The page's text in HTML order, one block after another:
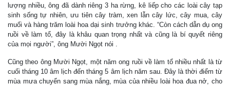
lượng nhiều, ông đã dành riêng 3 ha rừng, kê liếp cho các loài cây tạp
sinh sống tự nhiên, ưu tiên cây tràm, xen lẫn cây lức, cây mua, cây
muối và hàng trăm loài hoa dại sinh trưởng khác. “Còn cách dẫn dụ ong
ruồi về làm tổ, đây là khâu quan trọng nhất và cũng là bí quyết riêng
của mọi người”, ông Mười Ngọt nói .
Cũng theo ông Mười Ngọt, một năm ong ruồi về làm tổ nhiều nhất là từ
cuối tháng 10 âm lịch đến tháng 5 âm lịch năm sau. Ðây là thời điểm từ
mùa mưa chuyển sang mùa nắng, mùa của nhiều loài hoa đua nở, cho